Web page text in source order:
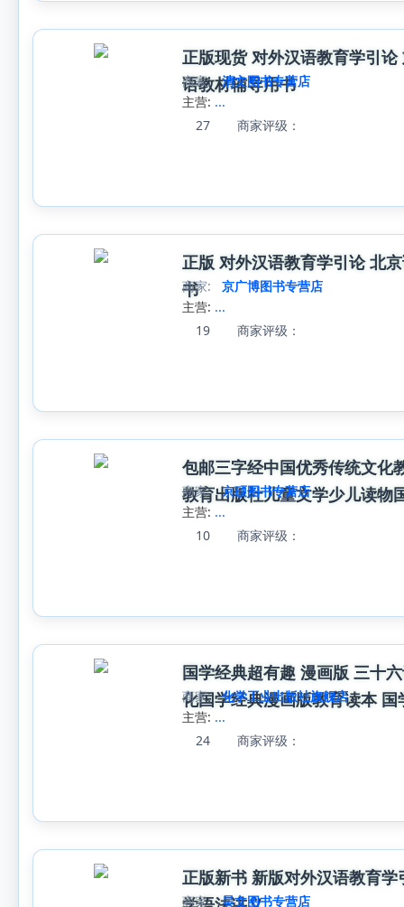
正版现货 对外汉语教育学引
语教材辅导用书
商家:
清文图书专营店
主营: ...
27
商家评级：
正版 对外汉语教育学引论 北
书
商家:
京广博图书专营店
主营: ...
19
商家评级：
包邮三字经中国优秀传统文化
教育出版社儿童文学少儿读物
商家:
京硕图书专营店
主营: ...
10
商家评级：
国学经典超有趣 漫画版 三十
化国学经典漫画版教育读本 国
商家:
化学工业出版社旗舰店
主营: ...
24
商家评级：
正版新书 新版对外汉语教育
商家: 昊文图书专营店